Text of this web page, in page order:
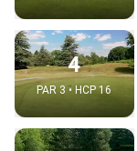
4
PAR 3 • HCP 16